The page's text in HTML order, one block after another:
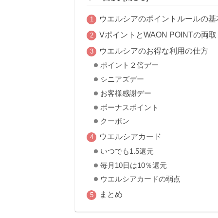
ウエルシアのポイントルールの基
VポイントとWAON POINTの両
ウエルシアのお得な利用の仕方
ポイント２倍デー
シニアズデー
お客様感謝デー
ボーナスポイント
クーポン
ウエルシアカード
いつでも1.5還元
毎月10日は10％還元
ウエルシアカードの弱点
まとめ